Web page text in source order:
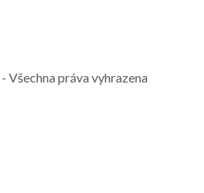
- Všechna práva vyhrazena